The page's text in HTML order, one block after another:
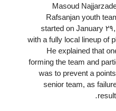
Masoud
Rafsanjan youth
started on January
with a fully local lineup of
He explained that
forming the team and
was to prevent a
senior team, as